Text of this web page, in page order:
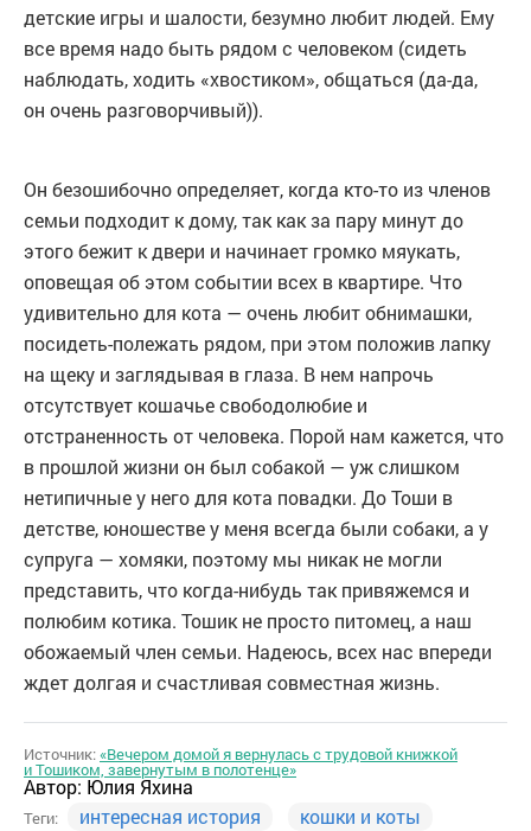
детские игры и шалости, безумно любит людей. Ему
все время надо быть рядом с человеком (сидеть
наблюдать, ходить «хвостиком», общаться (да-да,
он очень разговорчивый)).
Он безошибочно определяет, когда кто-то из членов
семьи подходит к дому, так как за пару минут до
этого бежит к двери и начинает громко мяукать,
оповещая об этом событии всех в квартире. Что
удивительно для кота — очень любит обнимашки,
посидеть-полежать рядом, при этом положив лапку
на щеку и заглядывая в глаза. В нем напрочь
отсутствует кошачье свободолюбие и
отстраненность от человека. Порой нам кажется, что
в прошлой жизни он был собакой — уж слишком
нетипичные у него для кота повадки. До Тоши в
детстве, юношестве у меня всегда были собаки, а у
супруга — хомяки, поэтому мы никак не могли
представить, что когда-нибудь так привяжемся и
полюбим котика. Тошик не просто питомец, а наш
обожаемый член семьи. Надеюсь, всех нас впереди
ждет долгая и счастливая совместная жизнь.
Источник:«Вечером домой я вернулась с трудовой книжкой
и Тошиком, завернутым в полотенце»
Автор: Юлия Яхина
Теги: интересная история
кошки и коты